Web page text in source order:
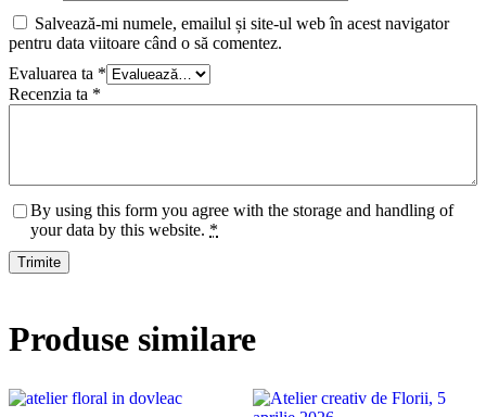
Salvează-mi numele, emailul și site-ul web în acest navigator
pentru data viitoare când o să comentez.
Evaluarea ta *
Recenzia ta *
By using this form you agree with the storage and handling of
your data by this website. *
Produse similare